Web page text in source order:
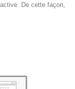
De cette façon,